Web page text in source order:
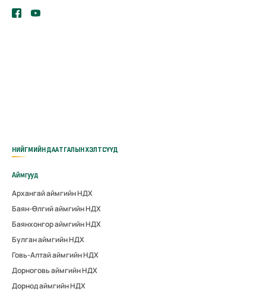
НИЙГМИЙН ДААТГАЛЫН ХЭЛТСҮҮД
Аймгууд
Архангай аймгийн НДХ
Баян-Өлгий аймгийн НДХ
Баянхонгор аймгийн НДХ
Булган аймгийн НДХ
Говь-Алтай аймгийн НДХ
Дорноговь аймгийн НДХ
Дорнод аймгийн НДХ